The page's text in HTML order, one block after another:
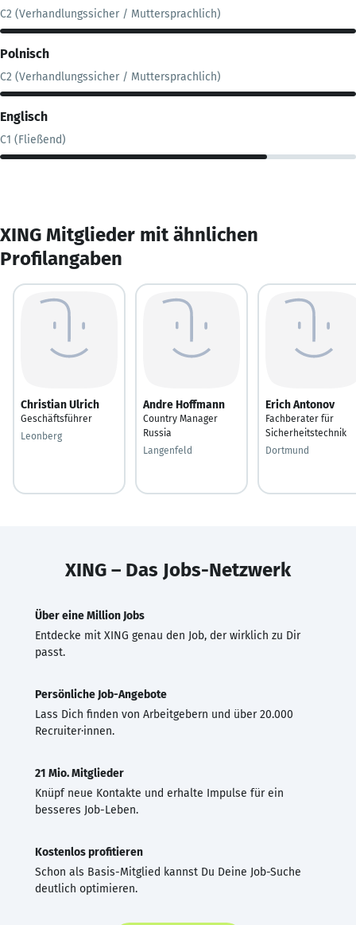
C2 (Verhandlungssicher / Muttersprachlich)
Polnisch
C2 (Verhandlungssicher / Muttersprachlich)
Englisch
C1 (Fließend)
XING Mitglieder mit ähnlichen
Profilangaben
Christian Ulrich
Geschäftsführer
Leonberg
Andre Hoffmann
Country Manager
Russia
Langenfeld
Erich Antonov
Fachberater für
Sicherheitstechnik
Dortmund
XING – Das Jobs-Netzwerk
Über eine Million Jobs
Entdecke mit XING genau den Job, der wirklich zu Dir
passt.
Persönliche Job-Angebote
Lass Dich finden von Arbeitgebern und über 20.000
Recruiter·innen.
21 Mio. Mitglieder
Knüpf neue Kontakte und erhalte Impulse für ein
besseres Job-Leben.
Kostenlos profitieren
Schon als Basis-Mitglied kannst Du Deine Job-Suche
deutlich optimieren.